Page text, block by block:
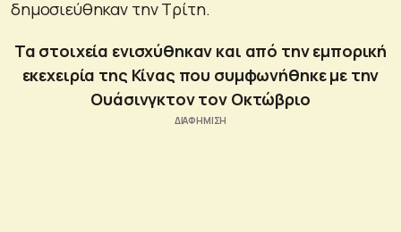
δημοσιεύθηκαν την Τρίτη.
Τα στοιχεία ενισχύθηκαν και από την εμπορική
εκεχειρία της Κίνας που συμφωνήθηκε με την
Ουάσινγκτον τον Οκτώβριο